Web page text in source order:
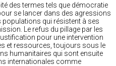
des termes tels que démocratie
se lancer dans des agressions
populations qui résistent à ses
Le refus du pillage par les
pour une intervention
et ressources, toujours sous le
humanitaires qui sont ensuite
internationales comme